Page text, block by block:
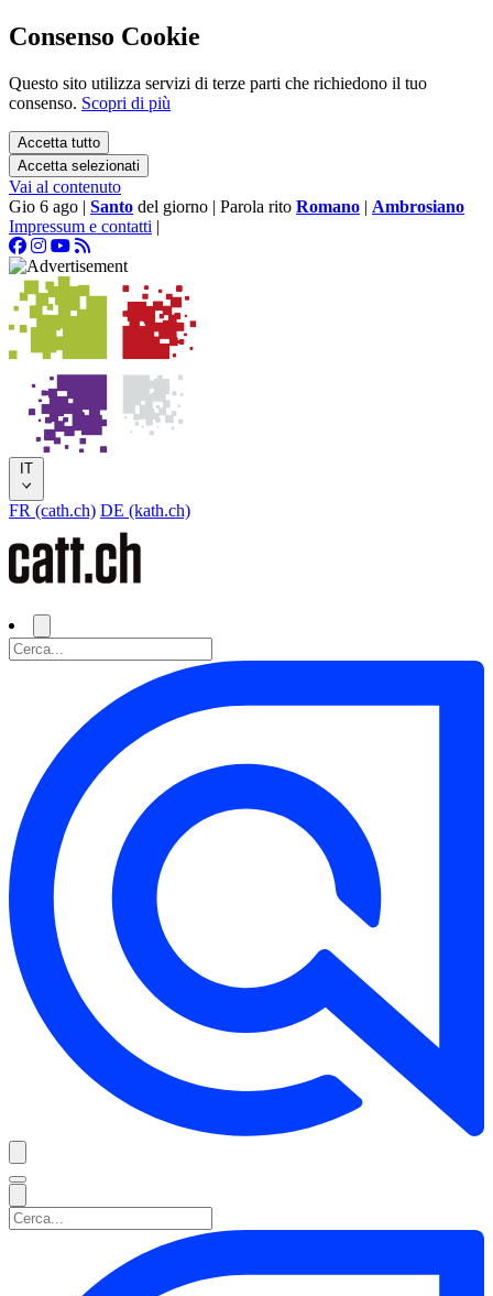
Consenso Cookie
Questo sito utilizza servizi di terze parti che richiedono il tuo
consenso. Scopri di più
Accetta tutto
Accetta selezionati
Vai al contenuto
Gio 6 ago | Santo del giorno | Parola rito Romano | Ambrosiano
Impressum e contatti |
IT
FR (cath.ch) DE (kath.ch)